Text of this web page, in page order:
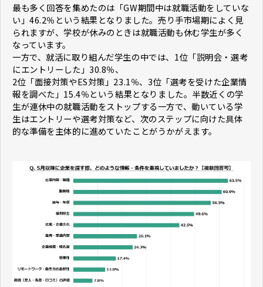
最も多く回答を集めたのは「GW期間中は就職活動をしていな
い」46.2％という結果となりました。売り手市場期によく見
られますが、学校が休みのときは就職活動も休む学生が多く
なっています。
一方で、就活に取り組んだ学生の中では、1位「説明会・選考
にエントリーした」30.8％、
2位「面接対策やES対策」23.1％、3位「選考を受けた企業情
報を調べた」15.4％という結果となりました。半数近くの学
生が連休中の就職活動をストップする一方で、動いている学
生はエントリーや選考対策など、次のステップに向けた具体
的な準備を主体的に進めていたことがうかがえます。